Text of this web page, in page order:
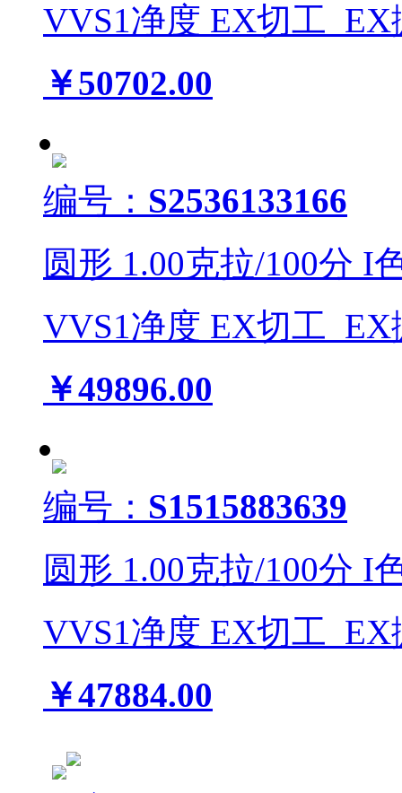
VVS1净度 EX切工 EX
￥50702.00
编号： S2536133166
圆形 1.00克拉/100分 I
VVS1净度 EX切工 EX
￥49896.00
编号： S1515883639
圆形 1.00克拉/100分 I
VVS1净度 EX切工 EX
￥47884.00